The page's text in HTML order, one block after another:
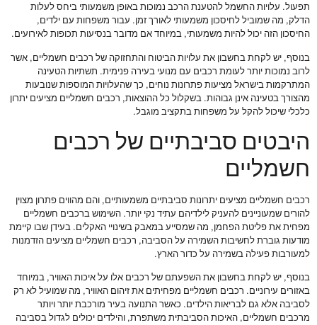
תפעול. עלויות החשמל להטענת הרכב נמוכות באופן משמעותי ביחס לעלות
הדלק, מה שמוביל לחיסכון משמעותי לאורך זמן. עבור משפחות עם ילדים,
החיסכון הזה יכול להיות משמעותי, במיוחד אם מדובר בנסיעות תכופות לאירועים.
בנוסף, יש לקחת בחשבון את עלויות הביטוח והתחזוקה של רכבים חשמליים, אשר
לרוב נמוכות יותר לעומת רכבים עם מנועי בעירה פנימית. תשתיות הטעינה
המתרקמות בישראל מציעות פתרונות נוחים, כך שהעלויות המוספות שנובעות
מהצורך בטעינה אינן גבוהות. בשקלול כל ההוצאות, רכבים חשמליים מציעים יתרון
כלכלי שיכול להקל על משפחות בתקציב מוגבל.
היבטים סביבתיים של רכבים
חשמליים
רכבים חשמליים מציעים יתרונות סביבתיים משמעותיים, והם מהווים פתרון מצוין
להורים שמעוניינים להעניק לילדיהם עתיד נקי יותר. השימוש ברכבים חשמליים
מפחית את פליטת הפחמן, מה שמסייע במאבק בשינויי האקלים. בעידן שבו קיימת
מודעות גוברת לחשיבות השמירה על הסביבה, רכבים חשמליים מציעים הזדמנות
למעורבות פעילה בשמירה על כדור הארץ.
בנוסף, יש לקחת בחשבון את השפעתם של רכבים אלו על איכות האוויר, במיוחד
באזורים עירוניים. רכבים חשמליים מפחיתים את זיהום האוויר, מה שמועיל לא רק
לסביבה אלא גם לבריאות הילדים. כאשר התנועה בעיר מורכבת יותר ויותר
מרכבים חשמליים, האיכות הסביבתית משתפרת, והילדים יכולים לגדול בסביבה